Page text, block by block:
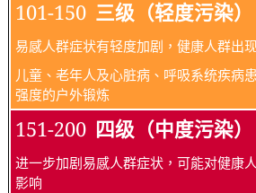
101-150 三级（轻度污染）
易感人群症状有轻度加剧，健康人群出
儿童、老年人及心脏病、呼吸系统疾病
强度的户外锻炼
151-200 四级（中度污染）
进一步加剧易感人群症状，可能对健康
影响